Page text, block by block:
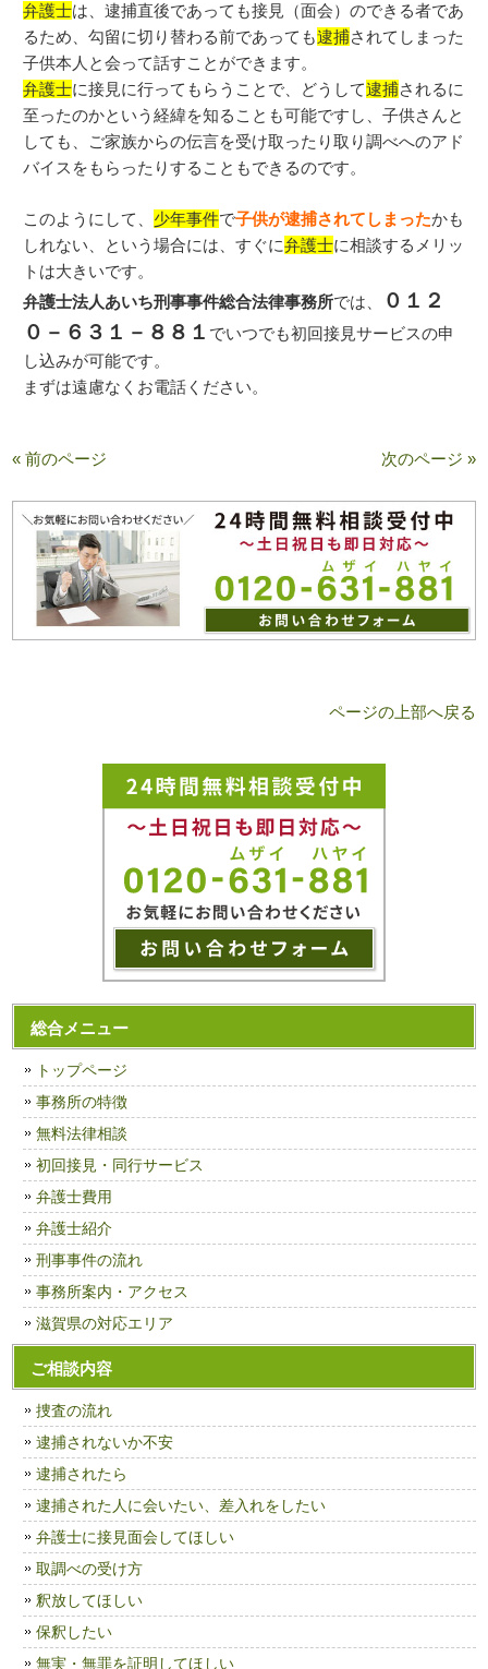
弁護士は、逮捕直後であっても接見（面会）のできる者であ
るため、勾留に切り替わる前であっても逮捕されてしまった
子供本人と会って話すことができます。
弁護士に接見に行ってもらうことで、どうして逮捕されるに
至ったのかという経緯を知ることも可能ですし、子供さんと
しても、ご家族からの伝言を受け取ったり取り調べへのアド
バイスをもらったりすることもできるのです。
このようにして、 少年事件で子供が逮捕されてしまったかも
しれない、という場合には、すぐに弁護士に相談するメリッ
トは大きいです。
弁護士法人あいち刑事事件総合法律事務所では、
０１２
０－６３１－８８１ でいつでも初回接見サービスの申
し込みが可能です。
まずは遠慮なくお電話ください。
« 前のページ 次のページ »
ページの上部へ戻る
総合メニュー
トップページ
事務所の特徴
無料法律相談
初回接見・同行サービス
弁護士費用
弁護士紹介
刑事事件の流れ
事務所案内・アクセス
滋賀県の対応エリア
ご相談内容
捜査の流れ
逮捕されないか不安
逮捕されたら
逮捕された人に会いたい、差入れをしたい
弁護士に接見面会してほしい
取調べの受け方
釈放してほしい
保釈したい
無実・無罪を証明してほしい